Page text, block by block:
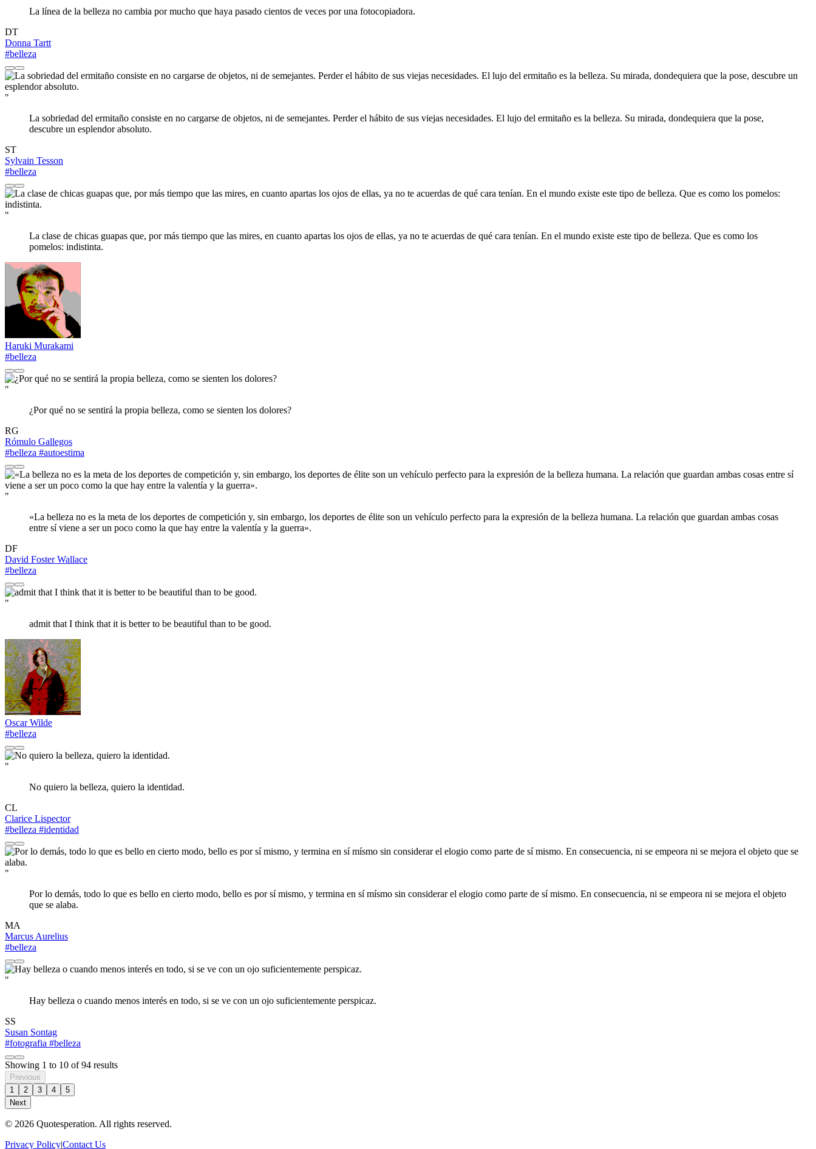
La línea de la belleza no cambia por mucho que haya pasado cientos de veces por una fotocopiadora.
DT
Donna Tartt
#belleza
"
La sobriedad del ermitaño consiste en no cargarse de objetos, ni de semejantes. Perder el hábito de sus viejas necesidades. El lujo del ermitaño es la belleza. Su mirada, dondequiera que la pose,
descubre un esplendor absoluto.
ST
Sylvain Tesson
#belleza
"
La clase de chicas guapas que, por más tiempo que las mires, en cuanto apartas los ojos de ellas, ya no te acuerdas de qué cara tenían. En el mundo existe este tipo de belleza. Que es como los
pomelos: indistinta.
Haruki Murakami
#belleza
"
¿Por qué no se sentirá la propia belleza, como se sienten los dolores?
RG
Rómulo Gallegos
#belleza #autoestima
"
«La belleza no es la meta de los deportes de competición y, sin embargo, los deportes de élite son un vehículo perfecto para la expresión de la belleza humana. La relación que guardan ambas cosas
entre sí viene a ser un poco como la que hay entre la valentía y la guerra».
DF
David Foster Wallace
#belleza
"
admit that I think that it is better to be beautiful than to be good.
Oscar Wilde
#belleza
"
No quiero la belleza, quiero la identidad.
CL
Clarice Lispector
#belleza #identidad
"
Por lo demás, todo lo que es bello en cierto modo, bello es por sí mismo, y termina en sí mísmo sin considerar el elogio como parte de sí mismo. En consecuencia, ni se empeora ni se mejora el objeto
que se alaba.
MA
Marcus Aurelius
#belleza
"
Hay belleza o cuando menos interés en todo, si se ve con un ojo suficientemente perspicaz.
SS
Susan Sontag
#fotografia #belleza
Showing 1 to 10 of94 results
Previous
1
2 3 4
5
Next
© 2026 Quotesperation. All rights reserved.
Privacy Policy|Contact Us